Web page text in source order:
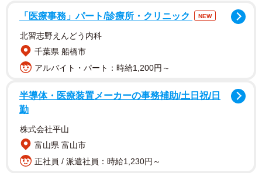
がX（旧Twitter）で話題になりました。
投稿したのは、普段から公園を歩きながら鹿たちの環境を
改善させようと活動をしている川地祥介さん
（@ncbutwDsL0UC6np）。最近外国人も含め、奈良公園に
訪れる観光客が増えてきたとのこと。7月下旬には外国人観
光客と見られる男性が奈良公園付近の歩道で鹿を執拗に蹴
り飛ばす動画がSNSに投稿され、批判の声が上がるなど観
光客と鹿のトラブルが取りざたされました。
「医療事務」パート/診療所・クリニック NEW
北習志野えんどう内科
千葉県 船橋市
アルバイト・パート：時給1,200円～
半導体・医療装置メーカーの事務補助/土日祝/日
勤
株式会社平山
富山県 富山市
正社員 / 派遣社員：時給1,230円～